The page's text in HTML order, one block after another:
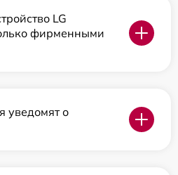
LG
фирменными
уведомят о